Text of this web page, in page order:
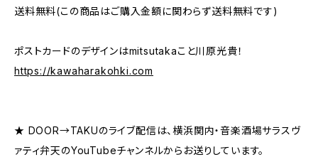
送料無料(この商品はご購入金額に関わらず送料無料です)
ポストカードのデザインはmitsutakaこと川原光貴！
https://kawaharakohki.com
★ DOOR→TAKUのライブ配信は、横浜関内・音楽酒場サラスヴ
ァティ弁天のYouTubeチャンネルからお送りしています。